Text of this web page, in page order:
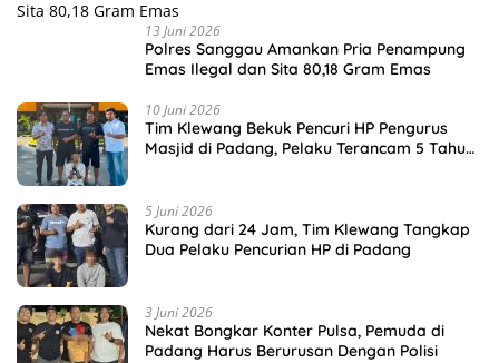
13 Juni 2026
Polres Sanggau Amankan Pria Penampung
Emas Ilegal dan Sita 80,18 Gram Emas
10 Juni 2026
Tim Klewang Bekuk Pencuri HP Pengurus
Masjid di Padang, Pelaku Terancam 5 Tahun
5 Juni 2026
Kurang dari 24 Jam, Tim Klewang Tangkap
Dua Pelaku Pencurian HP di Padang
3 Juni 2026
Nekat Bongkar Konter Pulsa, Pemuda di
Padang Harus Berurusan Dengan Polisi